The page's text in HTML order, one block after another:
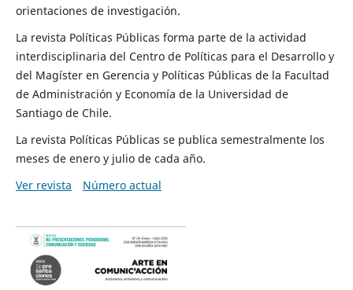
orientaciones de investigación.
La revista Políticas Públicas forma parte de la actividad
interdisciplinaria del Centro de Políticas para el Desarrollo y
del Magíster en Gerencia y Políticas Públicas de la Facultad
de Administración y Economía de la Universidad de
Santiago de Chile.
La revista Políticas Públicas se publica semestralmente los
meses de enero y julio de cada año.
Ver revista
Número actual